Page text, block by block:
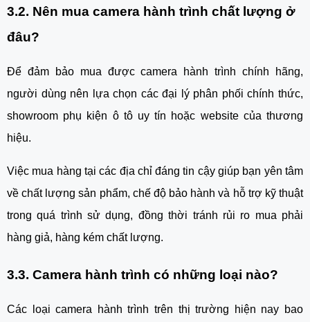
3.2. Nên mua camera hành trình chất lượng ở
đâu?
Để đảm bảo mua được camera hành trình chính hãng,
người dùng nên lựa chọn các đại lý phân phối chính thức,
showroom phụ kiện ô tô uy tín hoặc website của thương
hiệu.
Việc mua hàng tại các địa chỉ đáng tin cậy giúp bạn yên tâm
về chất lượng sản phẩm, chế độ bảo hành và hỗ trợ kỹ thuật
trong quá trình sử dụng, đồng thời tránh rủi ro mua phải
hàng giả, hàng kém chất lượng.
3.3. Camera hành trình có những loại nào?
Các loại camera hành trình trên thị trường hiện nay bao